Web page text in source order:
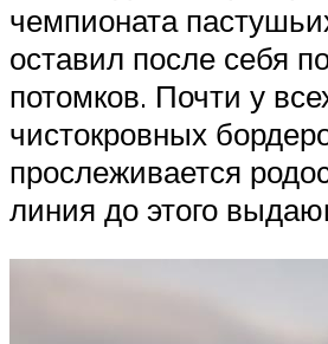
чемпионата
оставил после себя
потомков. Почти у
чистокровных
прослеживается
линия до этого